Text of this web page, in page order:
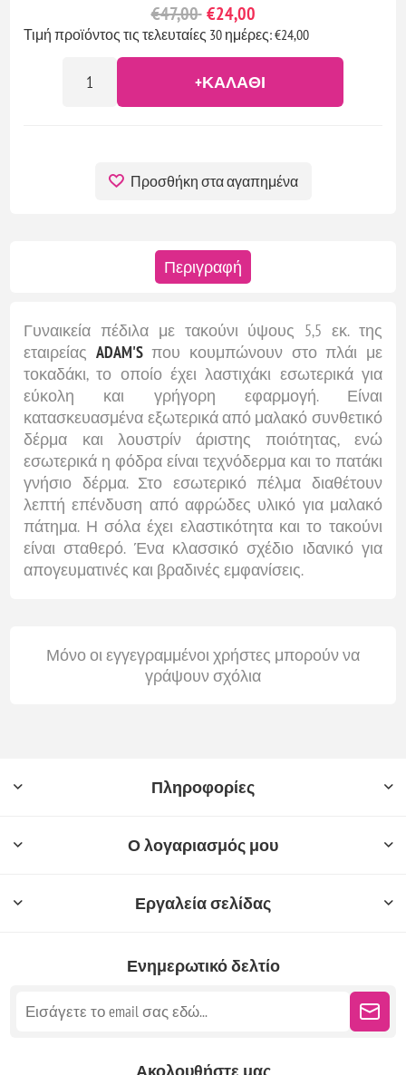
€47,00 €24,00
Τιμή προϊόντος τις τελευταίες 30 ημέρες: €24,00
+ΚΑΛΆΘΙ
Προσθήκη στα αγαπημένα
Περιγραφή
Γυναικεία πέδιλα με τακούνι ύψους 5,5 εκ. της
εταιρείας ADAM'Sπου κουμπώνουν στο πλάι με
τοκαδάκι, το οποίο έχει λαστιχάκι εσωτερικά για
εύκολη και γρήγορη εφαρμογή. Είναι
κατασκευασμένα εξωτερικά από μαλακό συνθετικό
δέρμα και λουστρίν άριστης ποιότητας, ενώ
εσωτερικά η φόδρα είναι τεχνόδερμα και το πατάκι
γνήσιο δέρμα. Στο εσωτερικό πέλμα διαθέτουν
λεπτή επένδυση από αφρώδες υλικό για μαλακό
πάτημα. Η σόλα έχει ελαστικότητα και το τακούνι
είναι σταθερό. Ένα κλασσικό σχέδιο ιδανικό για
απογευματινές και βραδινές εμφανίσεις.
Μόνο οι εγγεγραμμένοι χρήστες μπορούν να
γράψουν σχόλια
Πληροφορίες
Ο λογαριασμός μου
Εργαλεία σελίδας
Ενημερωτικό δελτίο